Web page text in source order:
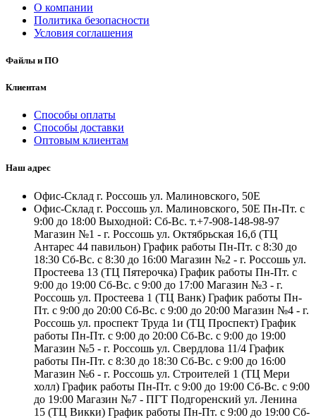
О компании
Политика безопасности
Условия соглашения
Файлы и ПО
Клиентам
Способы оплаты
Способы доставки
Оптовым клиентам
Наш адрес
Офис-Склад г. Россошь ул. Малиновского, 50Е
Офис-Склад г. Россошь ул. Малиновского, 50Е Пн-Пт. с
9:00 до 18:00 Выходной: Сб-Вс. т.+7-908-148-98-97
Магазин №1 - г. Россошь ул. Октябрьская 16,б (ТЦ
Антарес 44 павильон) График работы Пн-Пт. с 8:30 до
18:30 Сб-Вс. с 8:30 до 16:00 Магазин №2 - г. Россошь ул.
Простеева 13 (ТЦ Пятерочка) График работы Пн-Пт. с
9:00 до 19:00 Сб-Вс. с 9:00 до 17:00 Магазин №3 - г.
Россошь ул. Простеева 1 (ТЦ Ванк) График работы Пн-
Пт. с 9:00 до 20:00 Сб-Вс. с 9:00 до 20:00 Магазин №4 - г.
Россошь ул. проспект Труда 1и (ТЦ Проспект) График
работы Пн-Пт. с 9:00 до 20:00 Сб-Вс. с 9:00 до 19:00
Магазин №5 - г. Россошь ул. Свердлова 11/4 График
работы Пн-Пт. с 8:30 до 18:30 Сб-Вс. с 9:00 до 16:00
Магазин №6 - г. Россошь ул. Строителей 1 (ТЦ Мери
холл) График работы Пн-Пт. с 9:00 до 19:00 Сб-Вс. с 9:00
до 19:00 Магазин №7 - ПГТ Подгоренский ул. Ленина
15 (ТЦ Викки) График работы Пн-Пт. с 9:00 до 19:00 Сб-